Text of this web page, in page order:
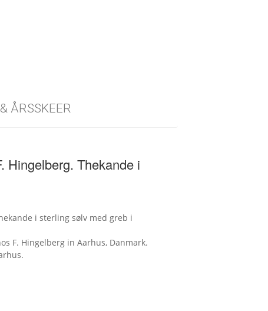
ÅRSSKEER
Hingelberg. Thekande i
i sterling sølv med greb i
F. Hingelberg in Aarhus, Danmark.